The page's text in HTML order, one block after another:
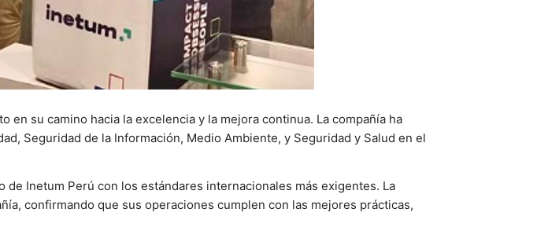
su camino hacia la excelencia y la mejora continua. La compañía ha
Seguridad de la Información, Medio Ambiente, y Seguridad y Salud en el
Inetum Perú con los estándares internacionales más exigentes. La
confirmando que sus operaciones cumplen con las mejores prácticas,